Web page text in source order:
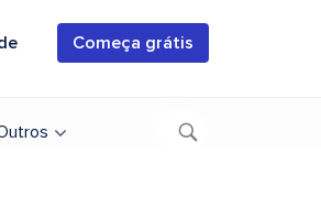
Começa grátis